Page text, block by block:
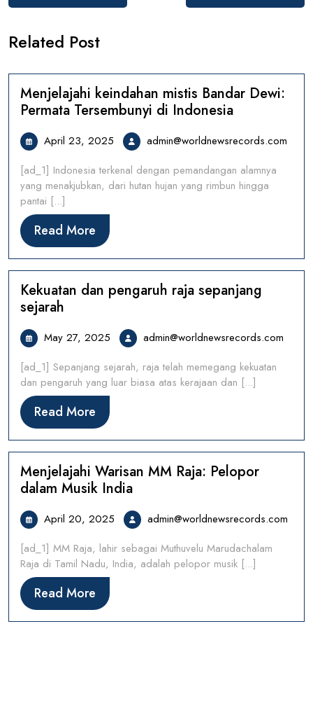
Related Post
Menjelajahi keindahan mistis Bandar Dewi:
Permata Tersembunyi di Indonesia
April 23, 2025 April
23,
2025
admin@worldnewsrecords.com
[ad_1] Indonesia terkenal dengan pemandangan alamnya
yang menakjubkan, dari hutan hujan yang rimbun hingga
pantai [...]
Read More Read
More
Kekuatan dan pengaruh raja sepanjang
sejarah
May 27, 2025 May
2025
admin@worldnewsrecords.com
[ad_1] Sepanjang sejarah, raja telah memegang kekuatan
dan pengaruh yang luar biasa atas kerajaan dan [...]
Read More Read
More
Menjelajahi Warisan MM Raja: Pelopor
dalam Musik India
April 20, 2025 April
20,
2025
admin@worldnewsrecords.com
[ad_1] MM Raja, lahir sebagai Muthuvelu Marudachalam
Raja di Tamil Nadu, India, adalah pelopor musik [...]
Read More Read
More